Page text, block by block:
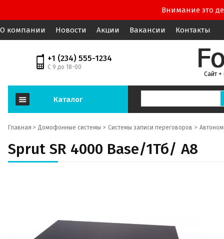
Внимание это
О компании Новости Акции Вакансии Контакты
+1 (234) 555-1234
С 9 до 18-00
Сайт +
Каталог
Главная > Домофонные системы Системы записи переговоров
Sprut SR 4000 Base/1Тб/ А8